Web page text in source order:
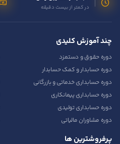
در کمتر از بیست دقیقه
چند آموزش کلیدی
دوره حقوق و دستمزد
دوره حسابدار و کمک حسابدار
دوره حسابداری خدماتی و بازرگانی
دوره حسابداری پیمانکاری
دوره حسابداری تولیدی
دوره مشاوران مالیاتی
پرفروشترین ها